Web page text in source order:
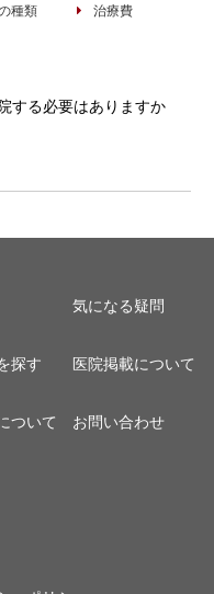
種類 治療費
する必要はありますか
探す
ついて
気になる疑問
医院掲載について
お問い合わせ